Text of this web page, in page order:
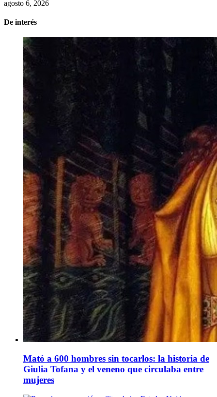
agosto 6, 2026
De interés
Mató a 600 hombres sin tocarlos: la historia de
Giulia Tofana y el veneno que circulaba entre
mujeres